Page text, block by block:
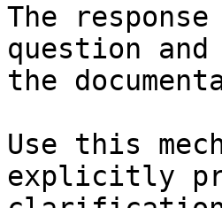
The
question
the
Use this
explicitly